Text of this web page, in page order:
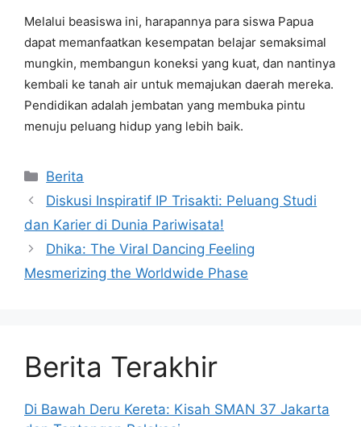
Melalui beasiswa ini, harapannya para siswa Papua
dapat memanfaatkan kesempatan belajar semaksimal
mungkin, membangun koneksi yang kuat, dan nantinya
kembali ke tanah air untuk memajukan daerah mereka.
Pendidikan adalah jembatan yang membuka pintu
menuju peluang hidup yang lebih baik.
Kategori
Berita
Diskusi Inspiratif IP Trisakti: Peluang Studi
dan Karier di Dunia Pariwisata!
Dhika: The Viral Dancing Feeling
Mesmerizing the Worldwide Phase
Berita Terakhir
Di Bawah Deru Kereta: Kisah SMAN 37 Jakarta